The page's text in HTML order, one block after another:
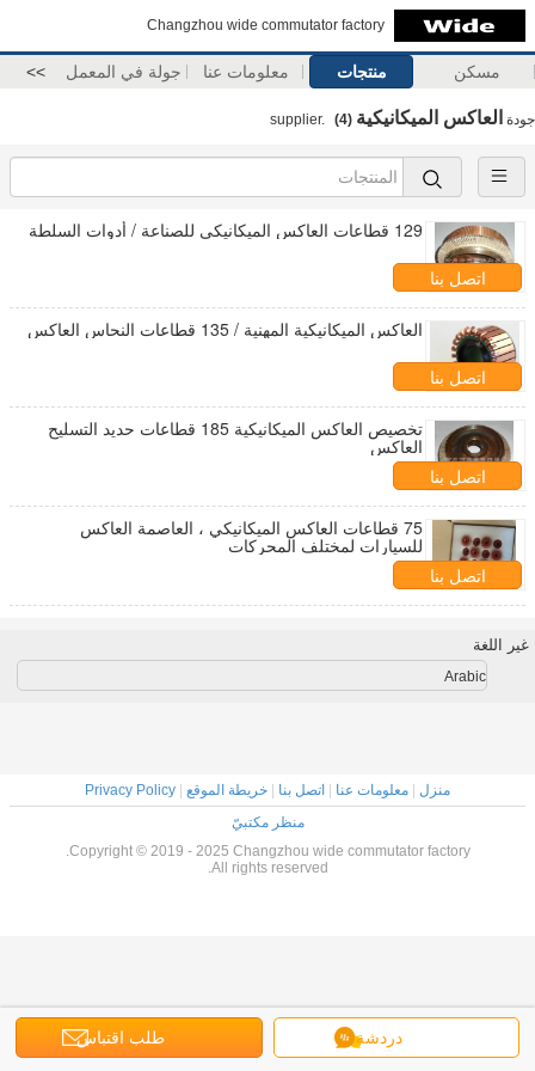
Changzhou wide commutator factory
مسكن منتجات معلومات عنا جولة في المعمل >>
جودة العاكس الميكانيكية (4)
129 قطاعات العاكس الميكانيكي للصناعة / أدوات السلطة
اتصل بنا
العاكس الميكانيكية المهنية / 135 قطاعات النحاس العاكس
اتصل بنا
تخصيص العاكس الميكانيكية 185 قطاعات حديد التسليح
العاكس
اتصل بنا
75 قطاعات العاكس الميكانيكي ، العاصمة العاكس
للسيارات لمختلف المحركات
اتصل بنا
دردشة طلب اقتباس
غير اللغة
Arabic
منزل معلومات عنا اتصل بنا خريطة الموقع
Privacy Policy
منظر مكتبيّ
Copyright © 2019 - 2025 Changzhou wide commutator factory.
All rights reserved.